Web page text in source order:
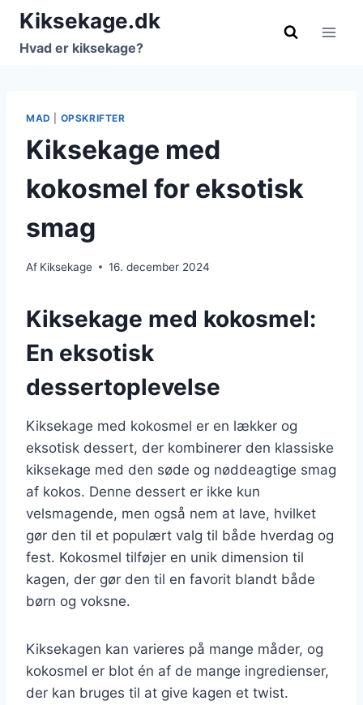
Fortsæt
indhold
Kiksekage.dk
Hvad er kiksekage?
MAD OPSKRIFTER
Kiksekage med
kokosmel for eksotisk
smag
Af Kiksekage 16. december 2024
Kiksekage med kokosmel:
En eksotisk
dessertoplevelse
Kiksekage med kokosmel er en lækker og
eksotisk dessert, der kombinerer den klassiske
kiksekage med den søde og nøddeagtige smag
af kokos. Denne dessert er ikke kun
velsmagende, men også nem at lave, hvilket
gør den til et populært valg til både hverdag og
fest. Kokosmel tilføjer en unik dimension til
kagen, der gør den til en favorit blandt både
børn og voksne.
Kiksekagen kan varieres på mange måder, og
kokosmel er blot én af de mange ingredienser,
der kan bruges til at give kagen et twist.